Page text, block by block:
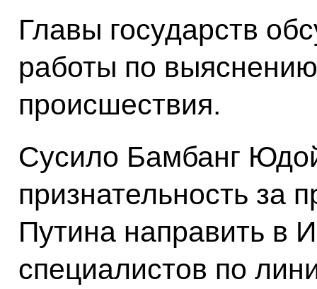
Главы государств
работы по выяснению
происшествия.
Сусило Бамбанг
признательность за
Путина направить в
специалистов по